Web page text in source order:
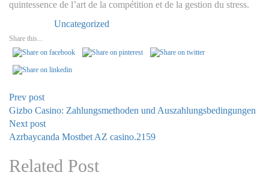
quintessence de l’art de la compétition et de la gestion du stress.
Uncategorized
Share this...
Prev post
Gizbo Casino: Zahlungsmethoden und Auszahlungsbedingungen
Next post
Azrbaycanda Mostbet AZ casino.2159
Related Post